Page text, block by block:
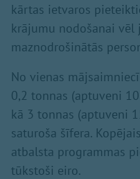
kārtas ietvaros
krājumu nodošanai vēl
maznodrošinātās
No vienas
0,2 tonnas (aptuveni
kā 3 tonnas (aptuveni
saturoša šīfera.
atbalsta programmas
tūkstoši eiro.